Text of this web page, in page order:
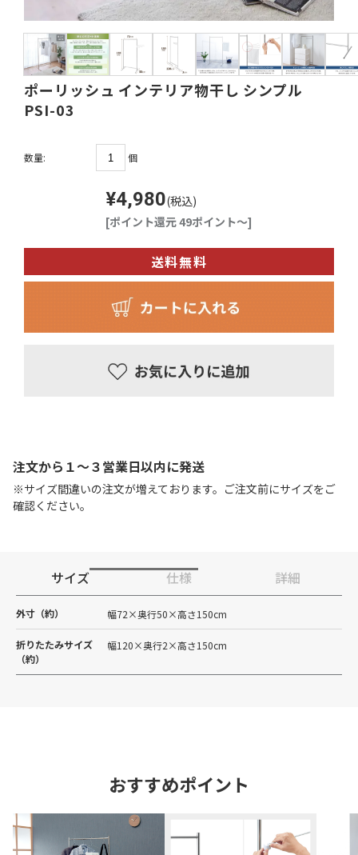
ポーリッシュ インテリア物干し シンプル
PSI-03
¥4,980(税込)
[ポイント還元 49ポイント～]
数量: 個
注文から１〜３営業日以内に発送
※サイズ間違いの注文が増えております。ご注文前にサイズをご
確認ください。
サイズ 仕様 詳細
外寸（約） 幅72×奥行50×高さ150cm
折りたたみサイズ
（約）
幅120×奥行2×高さ150cm
おすすめポイント